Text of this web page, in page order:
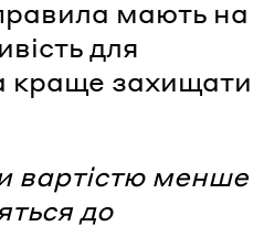
мають на
для
краще захищати
вартістю менше
до